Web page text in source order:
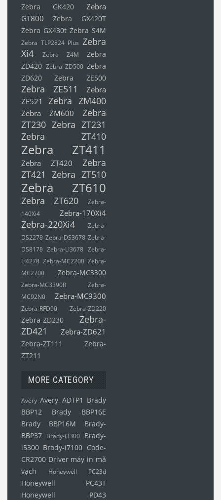
Zebra GK420
Zebra
GT800
Zebra GX420T
Zebra GX430t Zebra S4M
Zebra TLP2824 Plus Zebra
Xi4
Zebra Z4M
Zebra
ZD420 Zebra ZD500 Zebra
ZD620
Zebra ZE500
Zebra ZE511
Zebra
ZE521
Zebra ZM400
Zebra ZM600
Zebra
ZT230 Zebra ZT231
Zebra ZT410
Zebra ZT411
Zebra ZT420
Zebra
ZT421
Zebra ZT510
Zebra ZT610
Zebra ZT620
Zebra-
140Xi4
Zebra-170Xi4
Zebra-220Xi4
Zebra-
DS2278 Zebra-DS3678 Zebra-
DS8178 Zebra-LI3678 Zebra-
LI4278 Zebra-MC2200 Zebra-
MC2700
Zebra-MC3300
Zebra-MC3390R
Zebra-
MC92N0
Zebra-MC9300
Zebra-RFD90 Zebra-ZD220
Zebra-ZD230
Zebra-
ZD421
Zebra-ZD621
Zebra-ZT111
Zebra-
ZT211
MORE CATEGORY
Avery Avery ADTP1
Brady
BBP12
Brady BBP16E
Brady BBP16M
Brady-
BBP37 Brady-i3300 Brady-
i5300 Brady-i7100 Code-
CR2700 Driver máy in mã
vạch
Honeywell PC23d
Honeywell PC43T
Honeywell PD43